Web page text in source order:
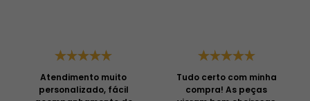
Atendimento muito
personalizado, fácil
Tudo certo com minha
compra! As peças